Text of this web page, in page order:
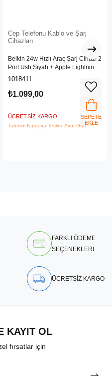
Cep Telefonu Kablo ve Şarj
Cihazları
Belkin 24w Hızlı Araç Şarj Cihazı 2
Port Usb Siyah + Apple Lightning
Kablo
1018411
₺1.099,00
ÜCRETSIZ KARGO
Tahmini Kargoya Teslim: Aynı Gün
SEPETE
EKLE
FARKLI ÖDEME
SEÇENEKLERİ
ÜCRETSİZ KARGO
KAYIT OL
fırsatlar için